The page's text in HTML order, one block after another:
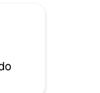
da